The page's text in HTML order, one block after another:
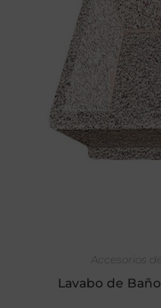
Accesorios
Lavabo de